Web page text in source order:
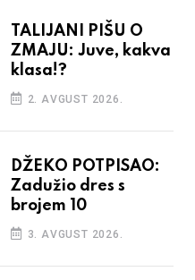
TALIJANI PIŠU O
ZMAJU: Juve, kakva
klasa!?
2. AVGUST 2026.
DŽEKO POTPISAO:
Zadužio dres s
brojem 10
3. AVGUST 2026.